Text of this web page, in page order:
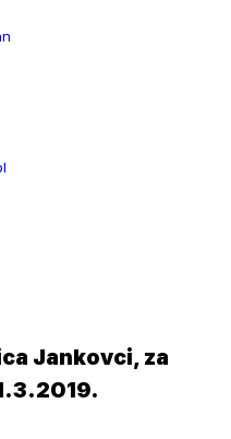
Jankovci, za